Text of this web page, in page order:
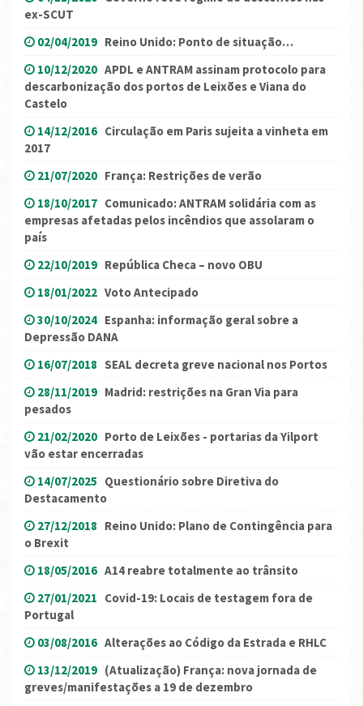
ex-SCUT
02/04/2019 Reino Unido: Ponto de situação…
10/12/2020 APDL e ANTRAM assinam protocolo para
descarbonização dos portos de Leixões e Viana do
Castelo
14/12/2016 Circulação em Paris sujeita a vinheta em
2017
21/07/2020 França: Restrições de verão
18/10/2017 Comunicado: ANTRAM solidária com as
empresas afetadas pelos incêndios que assolaram o
país
22/10/2019 República Checa – novo OBU
18/01/2022 Voto Antecipado
30/10/2024 Espanha: informação geral sobre a
Depressão DANA
16/07/2018 SEAL decreta greve nacional nos Portos
28/11/2019 Madrid: restrições na Gran Via para
pesados
21/02/2020 Porto de Leixões - portarias da Yilport
vão estar encerradas
14/07/2025 Questionário sobre Diretiva do
Destacamento
27/12/2018 Reino Unido: Plano de Contingência para
o Brexit
18/05/2016 A14 reabre totalmente ao trânsito
27/01/2021 Covid-19: Locais de testagem fora de
Portugal
03/08/2016 Alterações ao Código da Estrada e RHLC
13/12/2019 (Atualização) França: nova jornada de
greves/manifestações a 19 de dezembro